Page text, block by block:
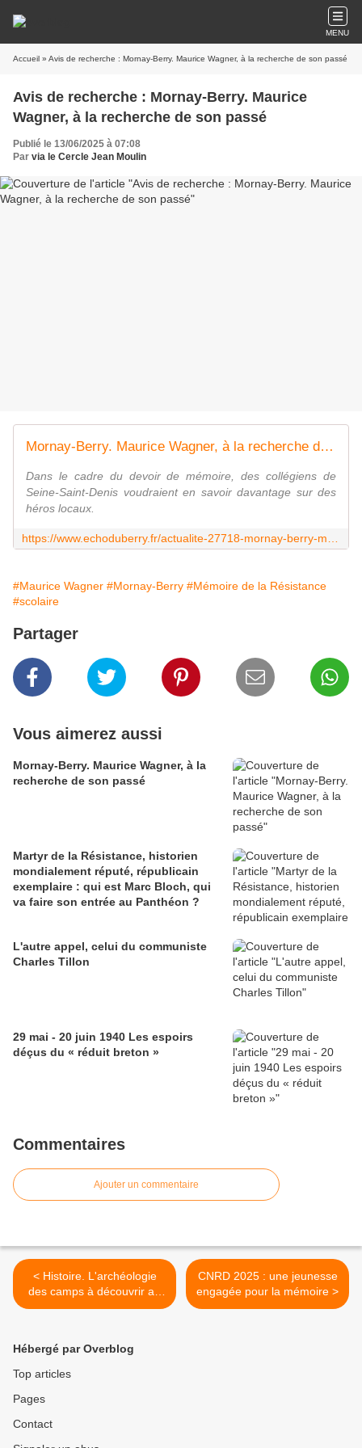
MENU
Accueil » Avis de recherche : Mornay-Berry. Maurice Wagner, à la recherche de son passé
Avis de recherche : Mornay-Berry. Maurice
Wagner, à la recherche de son passé
Publié le 13/06/2025 à 07:08
Par via le Cercle Jean Moulin
Mornay-Berry. Maurice Wagner, à la recherche de son passé
Dans le cadre du devoir de mémoire, des collégiens de
Seine-Saint-Denis voudraient en savoir davantage sur des
héros locaux.
#Maurice Wagner #Mornay-Berry #Mémoire de la Résistance
#scolaire
Partager
Vous aimerez aussi
Mornay-Berry. Maurice Wagner, à la
recherche de son passé
Martyr de la Résistance, historien
mondialement réputé, républicain
exemplaire : qui est Marc Bloch, qui
va faire son entrée au Panthéon ?
L'autre appel, celui du communiste
Charles Tillon
29 mai - 20 juin 1940 Les espoirs
déçus du « réduit breton »
Commentaires
Ajouter un commentaire
< Histoire. L'archéologie
des camps à découvrir au
Struthof
CNRD 2025 : une jeunesse
engagée pour la mémoire >
Hébergé par Overblog
Top articles
Pages
Contact